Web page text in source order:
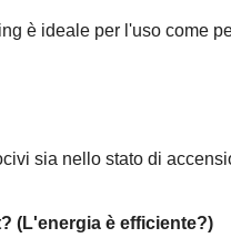
è ideale per l'uso come
sia nello stato di
(L'energia è efficiente?)